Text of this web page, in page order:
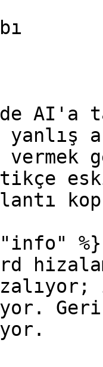
AI'a
vermek
%}
Geri